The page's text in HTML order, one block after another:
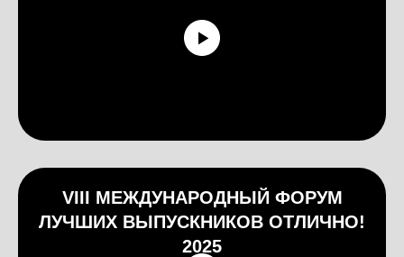
VIII МЕЖДУНАРОДНЫЙ ФОРУМ
ЛУЧШИХ ВЫПУСКНИКОВ ОТЛИЧНО!
2025